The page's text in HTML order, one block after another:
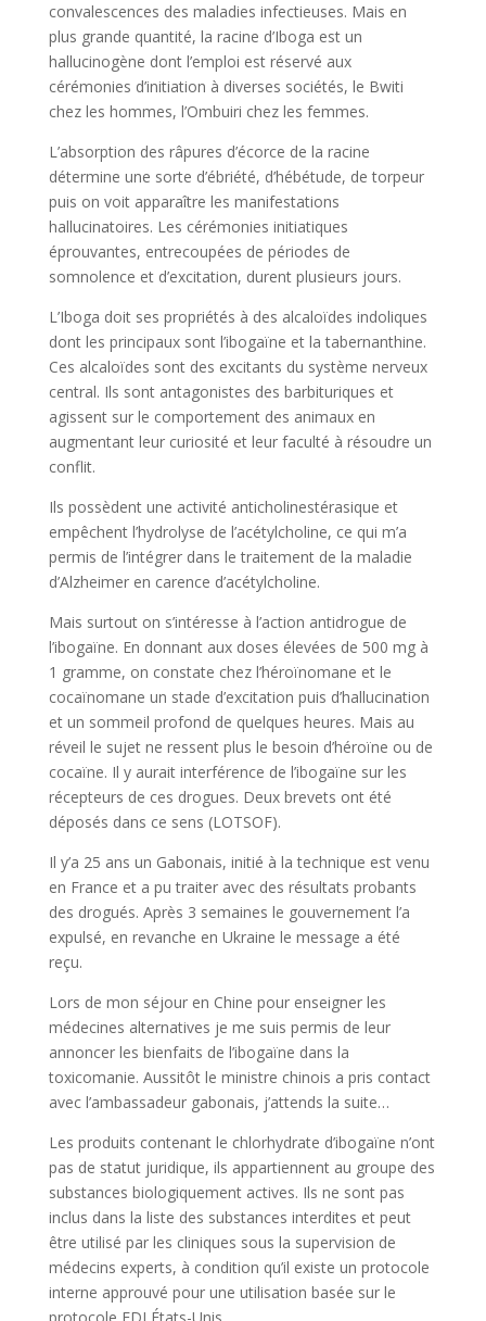
convalescences des maladies infectieuses. Mais en
plus grande quantité, la racine d’Iboga est un
hallucinogène dont l’emploi est réservé aux
cérémonies d’initiation à diverses sociétés, le Bwiti
chez les hommes, l’Ombuiri chez les femmes.
L’absorption des râpures d’écorce de la racine
détermine une sorte d’ébriété, d’hébétude, de torpeur
puis on voit apparaître les manifestations
hallucinatoires. Les cérémonies initiatiques
éprouvantes, entrecoupées de périodes de
somnolence et d’excitation, durent plusieurs jours.
L’Iboga doit ses propriétés à des alcaloïdes indoliques
dont les principaux sont l’ibogaïne et la tabernanthine.
Ces alcaloïdes sont des excitants du système nerveux
central. Ils sont antagonistes des barbituriques et
agissent sur le comportement des animaux en
augmentant leur curiosité et leur faculté à résoudre un
conflit.
Ils possèdent une activité anticholinestérasique et
empêchent l’hydrolyse de l’acétylcholine, ce qui m’a
permis de l’intégrer dans le traitement de la maladie
d’Alzheimer en carence d’acétylcholine.
Mais surtout on s’intéresse à l’action antidrogue de
l’ibogaïne. En donnant aux doses élevées de 500 mg à
1 gramme, on constate chez l’héroïnomane et le
cocaïnomane un stade d’excitation puis d’hallucination
et un sommeil profond de quelques heures. Mais au
réveil le sujet ne ressent plus le besoin d’héroïne ou de
cocaïne. Il y aurait interférence de l’ibogaïne sur les
récepteurs de ces drogues. Deux brevets ont été
déposés dans ce sens (LOTSOF).
Il y’a 25 ans un Gabonais, initié à la technique est venu
en France et a pu traiter avec des résultats probants
des drogués. Après 3 semaines le gouvernement l’a
expulsé, en revanche en Ukraine le message a été
reçu.
Lors de mon séjour en Chine pour enseigner les
médecines alternatives je me suis permis de leur
annoncer les bienfaits de l’ibogaïne dans la
toxicomanie. Aussitôt le ministre chinois a pris contact
avec l’ambassadeur gabonais, j’attends la suite…
Les produits contenant le chlorhydrate d’ibogaïne n’ont
pas de statut juridique, ils appartiennent au groupe des
substances biologiquement actives. Ils ne sont pas
inclus dans la liste des substances interdites et peut
être utilisé par les cliniques sous la supervision de
médecins experts, à condition qu’il existe un protocole
interne approuvé pour une utilisation basée sur le